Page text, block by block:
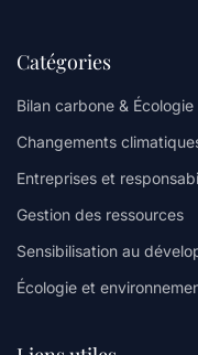
Catégories
Bilan carbone & Écologie
Changements
Entreprises et
Gestion des ressources
Sensibilisation au
Écologie et